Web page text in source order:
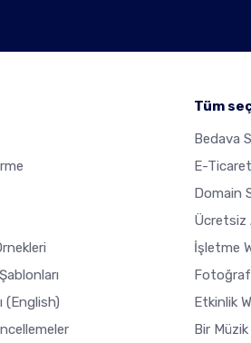
(English)
Tüm
Bedava
E-
Domain
Ücretsiz
İşletme
Etkinlik
Bir